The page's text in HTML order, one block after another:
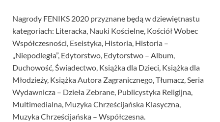
Nagrody FENIKS 2020 przyznane będą w dziewiętnastu
kategoriach: Literacka, Nauki Kościelne, Kościół Wobec
Współczesności, Eseistyka, Historia, Historia –
„Niepodległa”, Edytorstwo, Edytorstwo – Album,
Duchowość, Świadectwo, Książka dla Dzieci, Książka dla
Młodzieży, Książka Autora Zagranicznego, Tłumacz, Seria
Wydawnicza – Dzieła Zebrane, Publicystyka Religijna,
Multimedialna, Muzyka Chrześcijańska Klasyczna,
Muzyka Chrześcijańska – Współczesna.